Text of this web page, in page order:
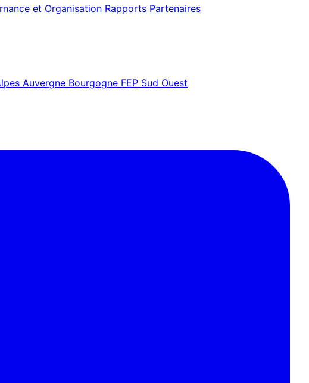
et Organisation Rapports Partenaires
Auvergne Bourgogne FEP Sud Ouest